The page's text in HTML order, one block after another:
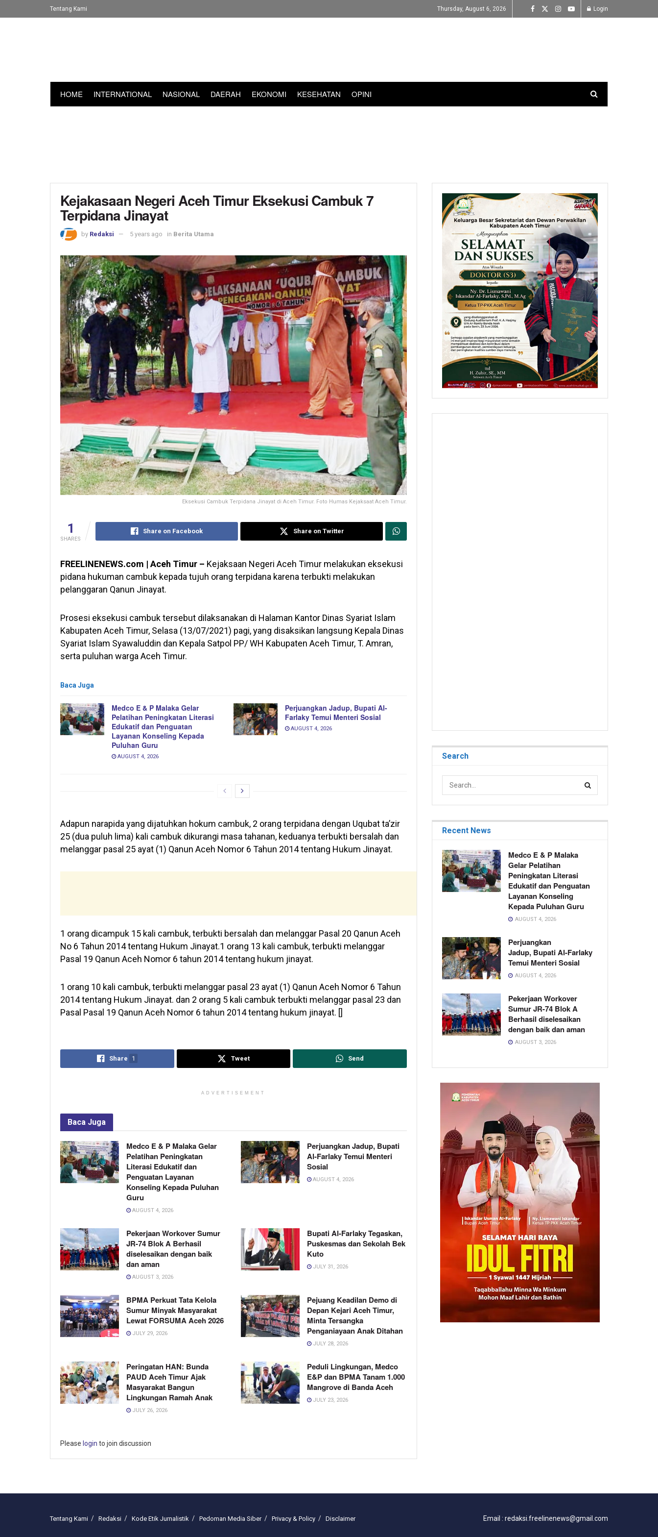
Tentang Kami Thursday, August 6, 2026 Login
HOME INTERNATIONAL NASIONAL DAERAH EKONOMI KESEHATAN OPINI
Kejakasaan Negeri Aceh Timur Eksekusi Cambuk 7
Terpidana Jinayat
by Redaksi 5 years ago in Berita Utama
Eksekusi Cambuk Terpidana Jinayat di Aceh Timur. Foto Humas Kejaksaat Aceh Timur.
1
SHARES
Share on Facebook Share on Twitter
FREELINENEWS.com | Aceh Timur – Kejaksaan Negeri Aceh Timur melakukan eksekusi
pidana hukuman cambuk kepada tujuh orang terpidana karena terbukti melakukan
pelanggaran Qanun Jinayat.
Prosesi eksekusi cambuk tersebut dilaksanakan di Halaman Kantor Dinas Syariat Islam
Kabupaten Aceh Timur, Selasa (13/07/2021) pagi, yang disaksikan langsung Kepala Dinas
Syariat Islam Syawaluddin dan Kepala Satpol PP/ WH Kabupaten Aceh Timur, T. Amran,
serta puluhan warga Aceh Timur.
Baca Juga
Medco E & P Malaka Gelar
Pelatihan Peningkatan Literasi
Edukatif dan Penguatan
Layanan Konseling Kepada
Puluhan Guru
AUGUST 4, 2026
Perjuangkan Jadup, Bupati Al-
Farlaky Temui Menteri Sosial
AUGUST 4, 2026
Adapun narapida yang dijatuhkan hokum cambuk, 2 orang terpidana dengan Uqubat ta’zir
25 (dua puluh lima) kali cambuk dikurangi masa tahanan, keduanya terbukti bersalah dan
melanggar pasal 25 ayat (1) Qanun Aceh Nomor 6 Tahun 2014 tentang Hukum Jinayat.
1 orang dicampuk 15 kali cambuk, terbukti bersalah dan melanggar Pasal 20 Qanun Aceh
No 6 Tahun 2014 tentang Hukum Jinayat.1 orang 13 kali cambuk, terbukti melanggar
Pasal 19 Qanun Aceh Nomor 6 tahun 2014 tentang hukum jinayat.
1 orang 10 kali cambuk, terbukti melanggar pasal 23 ayat (1) Qanun Aceh Nomor 6 Tahun
2014 tentang Hukum Jinayat. dan 2 orang 5 kali cambuk terbukti melanggar pasal 23 dan
Pasal Pasal 19 Qanun Aceh Nomor 6 tahun 2014 tentang hukum jinayat. []
Share 1 Tweet Send
ADVERTISEMENT
Baca Juga
Medco E & P Malaka Gelar
Pelatihan Peningkatan
Literasi Edukatif dan
Penguatan Layanan
Konseling Kepada Puluhan
Guru
AUGUST 4, 2026
Perjuangkan Jadup, Bupati
Al-Farlaky Temui Menteri
Sosial
AUGUST 4, 2026
Pekerjaan Workover Sumur
JR-74 Blok A Berhasil
diselesaikan dengan baik
dan aman
AUGUST 3, 2026
Bupati Al-Farlaky Tegaskan,
Puskesmas dan Sekolah Bek
Kuto
JULY 31, 2026
BPMA Perkuat Tata Kelola
Sumur Minyak Masyarakat
Lewat FORSUMA Aceh 2026
JULY 29, 2026
Pejuang Keadilan Demo di
Depan Kejari Aceh Timur,
Minta Tersangka
Penganiayaan Anak Ditahan
JULY 28, 2026
Peringatan HAN: Bunda
PAUD Aceh Timur Ajak
Masyarakat Bangun
Lingkungan Ramah Anak
JULY 26, 2026
Peduli Lingkungan, Medco
E&P dan BPMA Tanam 1.000
Mangrove di Banda Aceh
JULY 23, 2026
Please login to join discussion
Search
Recent News
Medco E & P Malaka
Gelar Pelatihan
Peningkatan Literasi
Edukatif dan Penguatan
Layanan Konseling
Kepada Puluhan Guru
AUGUST 4, 2026
Perjuangkan
Jadup, Bupati Al-Farlaky
Temui Menteri Sosial
AUGUST 4, 2026
Pekerjaan Workover
Sumur JR-74 Blok A
Berhasil diselesaikan
dengan baik dan aman
AUGUST 3, 2026
Tentang Kami Redaksi Kode Etik Jurnalistik Pedoman Media Siber Privacy & Policy Disclaimer Email : redaksi.freelinenews@gmail.com